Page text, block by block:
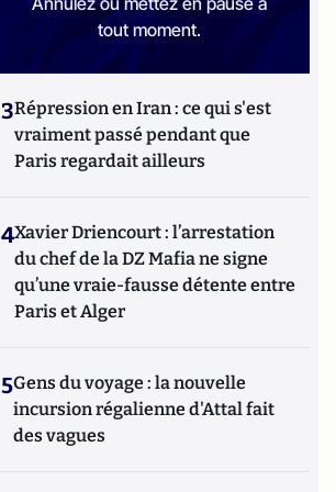
tout moment.
3Répression en Iran : ce qui s'est
vraiment passé pendant que
Paris regardait ailleurs
4Xavier Driencourt : l’arrestation
du chef de la DZ Mafia ne signe
qu’une vraie-fausse détente entre
Paris et Alger
5Gens du voyage : la nouvelle
incursion régalienne d'Attal fait
des vagues